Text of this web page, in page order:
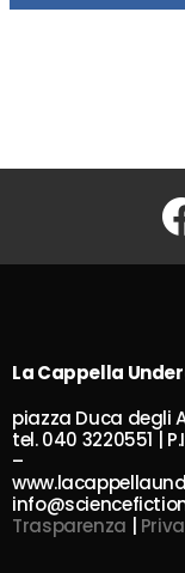
La Cappella
piazza Duca degli
tel. 040 3220551 |
–
Trasparenza |